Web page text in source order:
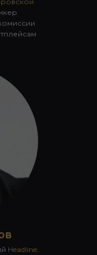
Headline.